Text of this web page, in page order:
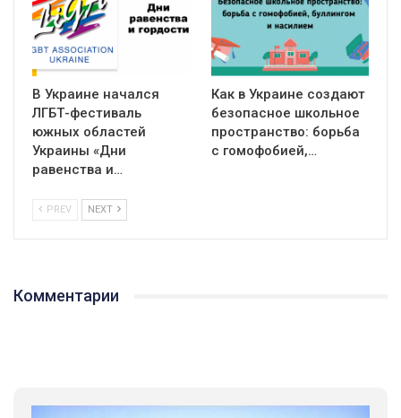
В Украине начался
ЛГБТ-фестиваль
южных областей
Украины «Дни
равенства и…
Как в Украине создают
безопасное школьное
пространство: борьба
с гомофобией,…
PREV NEXT
Комментарии